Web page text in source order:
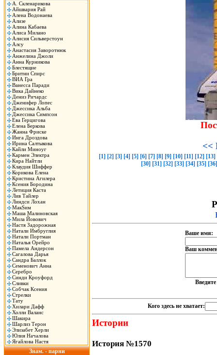
А. Скленарикова
Айшвария Рай
Алена Водонаева
Ализе
Алина Кабаева
Алиса Милано
Алисия Сильверстоун
Алсу
Анастасия Заворотнюк
Анжелина Джоли
Анна Курникова
Блестящие
Бритни Спирс
ВИА Гра
Ванесса Паради
Вика Дайнеко
Дениз Ричардс
Дженифер Лопес
Джессика Альба
Джессика Симпсон
Ева Герцигова
Елена Беркова
Жанна Фриске
Инга Дроздова
Ирина Салтыкова
Кайли Миноуг
Кармен Электра
Кира Найтли
Клаудия Шиффер
Корикова Елена
Кристина Агилера
Ксения Бородина
Летиция Каста
Лив Тайлер
Линдси Лохан
МакSим
Маша Малиновская
Мила Йовович
Настя Задорожная
Натали Имбруглия
Натали Портман
Наталья Орейро
Памела Андерсон
Сагалова Дарья
Сандра Баллок
Семенович Анна
Серебро
Синди Кроуфорд
Сливки
Собчак Ксения
Стрелки
Тату
Хилари Дафф
Холли Валанс
Шакира
Шарлиз Терон
Элизабет Херли
Юлия Началова
Ягайлова Настя
Знам. - парни
<<
[1] [2] [3] [4] [5] [6] [7] [8] [9] [10] [11] [12] [13]
[30] [31] [32] [33] [34] [35] [36]
Ваше имя:
Ваш
Кого здесь не хватает:
Истории
История №1570